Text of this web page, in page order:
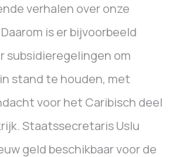
verhalen over onze
is er bijvoorbeeld
subsidieregelingen om
stand te houden, met
voor het Caribisch deel
Staatssecretaris Uslu
geld beschikbaar voor de